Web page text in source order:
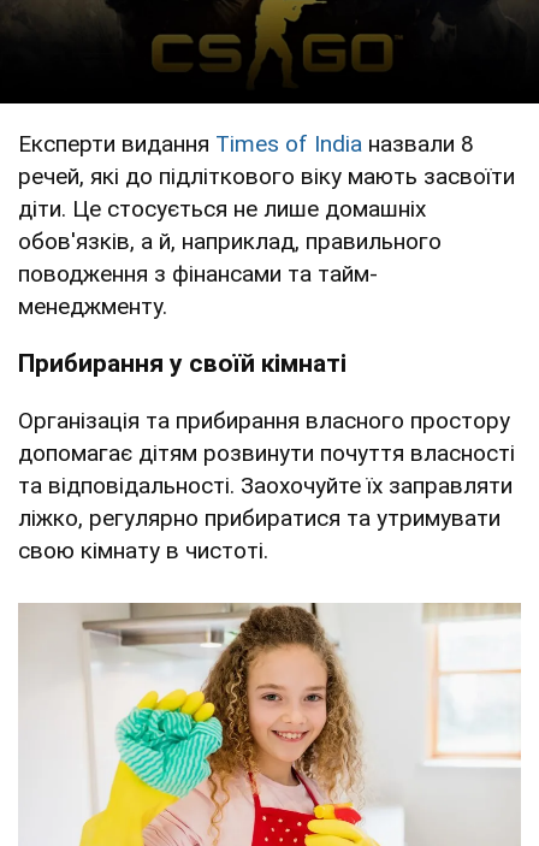
Експерти видання Times of India назвали 8
речей, які до підліткового віку мають засвоїти
діти. Це стосується не лише домашніх
обов'язків, а й, наприклад, правильного
поводження з фінансами та тайм-
менеджменту.
Прибирання у своїй кімнаті
Організація та прибирання власного простору
допомагає дітям розвинути почуття власності
та відповідальності. Заохочуйте їх заправляти
ліжко, регулярно прибиратися та утримувати
свою кімнату в чистоті.